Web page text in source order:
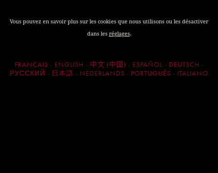
Vous pouvez en savoir plus sur les cookies que nous utilisons ou les désactiver
dans les réglages.
FRANÇAIS ENGLISH 中文 (中国) ESPAÑOL
DEUTSCH
РУССКИЙ
日本語 NEDERLANDS PORTUGUÊS ITALIANO